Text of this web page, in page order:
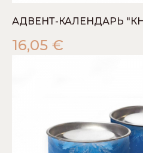
АДВЕНТ-КАЛЕНДАРЬ
16,05 €